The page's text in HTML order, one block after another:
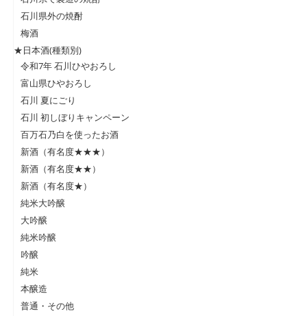
石川県外の焼酎
梅酒
★日本酒(種類別)
令和7年 石川ひやおろし
富山県ひやおろし
石川 夏にごり
石川 初しぼりキャンペーン
百万石乃白を使ったお酒
新酒（有名度★★★）
新酒（有名度★★）
新酒（有名度★）
純米大吟醸
大吟醸
純米吟醸
吟醸
純米
本醸造
普通・その他